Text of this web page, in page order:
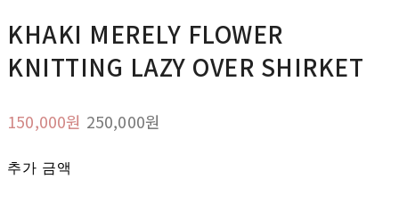
KHAKI MERELY FLOWER
KNITTING LAZY OVER SHIRKET
150,000원 250,000원
추가 금액